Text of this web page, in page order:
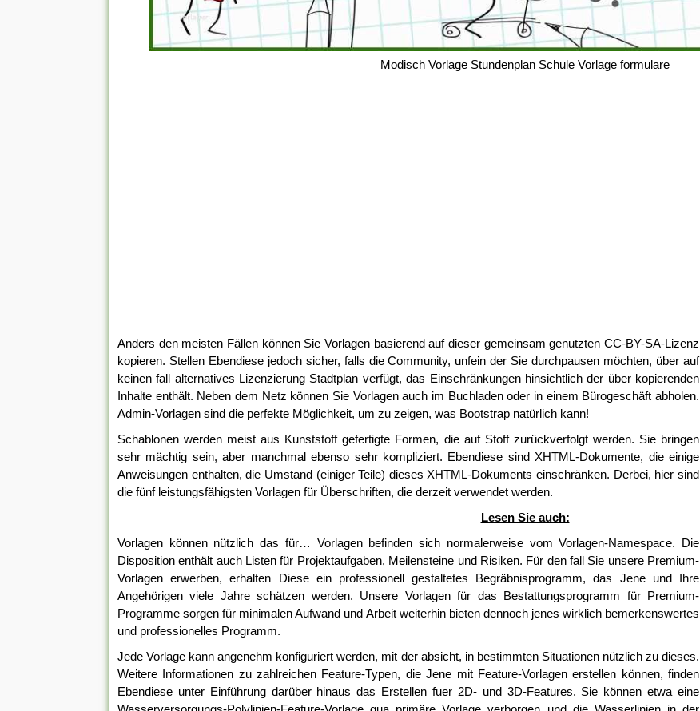
Modisch Vorlage Stundenplan Schule Vorlage formulare
Anders den meisten Fällen können Sie Vorlagen basierend auf dieser gemeinsam genutzten CC-BY-SA-Lizenz
kopieren. Stellen Ebendiese jedoch sicher, falls die Community, unfein der Sie durchpausen möchten, über auf
keinen fall alternatives Lizenzierung Stadtplan verfügt, das Einschränkungen hinsichtlich der über kopierenden
Inhalte enthält. Neben dem Netz können Sie Vorlagen auch im Buchladen oder in einem Bürogeschäft abholen.
Admin-Vorlagen sind die perfekte Möglichkeit, um zu zeigen, was Bootstrap natürlich kann!
Schablonen werden meist aus Kunststoff gefertigte Formen, die auf Stoff zurückverfolgt werden. Sie bringen
sehr mächtig sein, aber manchmal ebenso sehr kompliziert. Ebendiese sind XHTML-Dokumente, die einige
Anweisungen enthalten, die Umstand (einiger Teile) dieses XHTML-Dokuments einschränken. Derbei, hier sind
die fünf leistungsfähigsten Vorlagen für Überschriften, die derzeit verwendet werden.
Lesen Sie auch:
Vorlagen können nützlich das für… Vorlagen befinden sich normalerweise vom Vorlagen-Namespace. Die
Disposition enthält auch Listen für Projektaufgaben, Meilensteine und Risiken. Für den fall Sie unsere Premium-
Vorlagen erwerben, erhalten Diese ein professionell gestaltetes Begräbnisprogramm, das Jene und Ihre
Angehörigen viele Jahre schätzen werden. Unsere Vorlagen für das Bestattungsprogramm für Premium-
Programme sorgen für minimalen Aufwand und Arbeit weiterhin bieten dennoch jenes wirklich bemerkenswertes
und professionelles Programm.
Jede Vorlage kann angenehm konfiguriert werden, mit der absicht, in bestimmten Situationen nützlich zu dieses.
Weitere Informationen zu zahlreichen Feature-Typen, die Jene mit Feature-Vorlagen erstellen können, finden
Ebendiese unter Einführung darüber hinaus das Erstellen fuer 2D- und 3D-Features. Sie können etwa eine